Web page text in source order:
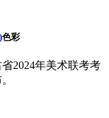
色彩
2024年美术联考考